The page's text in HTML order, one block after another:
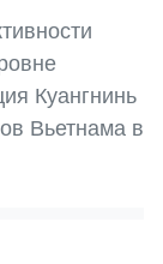
Куангнинь
Вьетнама в